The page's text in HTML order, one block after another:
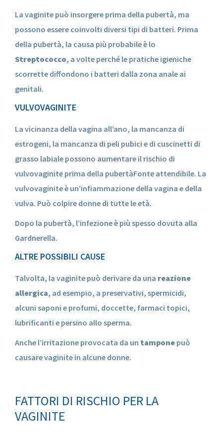
La vaginite può insorgere prima della pubertà, ma
possono essere coinvolti diversi tipi di batteri. Prima
della pubertà, la causa più probabile è lo
Streptococco, a volte perché le pratiche igieniche
scorrette diffondono i batteri dalla zona anale ai
genitali.
VULVOVAGINITE
La vicinanza della vagina all’ano, la mancanza di
estrogeni, la mancanza di peli pubici e di cuscinetti di
grasso labiale possono aumentare il rischio di
vulvovaginite prima della pubertàFonte attendibile. La
vulvovaginite è un’infiammazione della vagina e della
vulva. Può colpire donne di tutte le età.
Dopo la pubertà, l’infezione è più spesso dovuta alla
Gardnerella.
ALTRE POSSIBILI CAUSE
Talvolta, la vaginite può derivare da una reazione
allergica, ad esempio, a preservativi, spermicidi,
alcuni saponi e profumi, doccette, farmaci topici,
lubrificanti e persino allo sperma.
Anche l’irritazione provocata da un tampone può
causare vaginite in alcune donne.
FATTORI DI RISCHIO PER LA
VAGINITE